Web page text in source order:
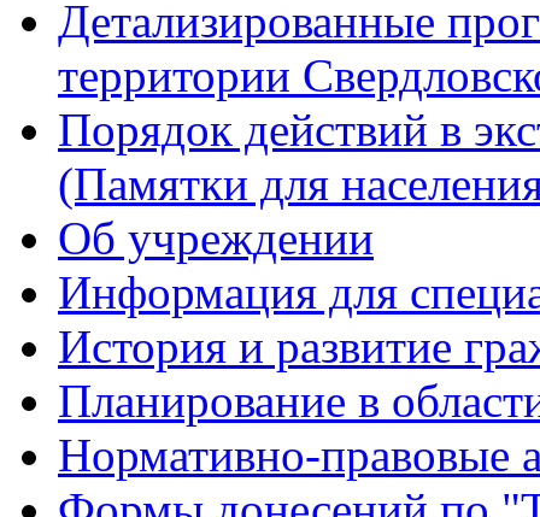
Детализированные
территории
Порядок действий в
(Памятки для
Об учреждении
Информация для
История и развитие
Планирование в
Нормативно-